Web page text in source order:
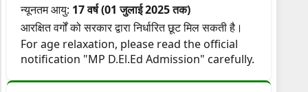
न्यूनतम आयु: 17 वर्ष (01 जुलाई 2025 तक)
आरक्षित वर्गों को सरकार द्वारा निर्धारित छूट मिल सकती है।
For age relaxation, please read the official
notification "MP D.El.Ed Admission" carefully.